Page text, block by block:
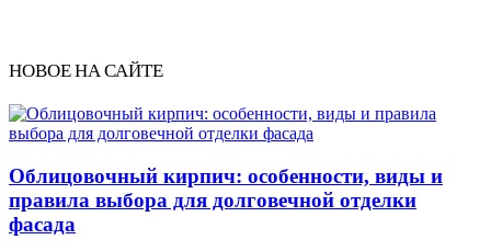
НОВОЕ НА САЙТЕ
Облицовочный кирпич: особенности, виды и
правила выбора для долговечной отделки
фасада